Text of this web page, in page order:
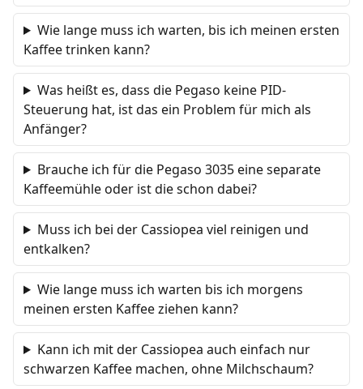
Wie lange muss ich warten, bis ich meinen ersten
Kaffee trinken kann?
Was heißt es, dass die Pegaso keine PID-
Steuerung hat, ist das ein Problem für mich als
Anfänger?
Brauche ich für die Pegaso 3035 eine separate
Kaffeemühle oder ist die schon dabei?
Muss ich bei der Cassiopea viel reinigen und
entkalken?
Wie lange muss ich warten bis ich morgens
meinen ersten Kaffee ziehen kann?
Kann ich mit der Cassiopea auch einfach nur
schwarzen Kaffee machen, ohne Milchschaum?